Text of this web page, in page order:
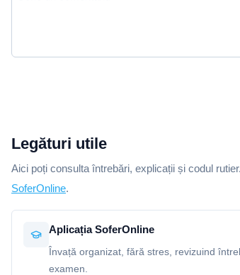
Legături utile
Aici poți consulta întrebări, explicații și codul
SoferOnline.
Aplicația SoferOnline
Învață organizat, fără stres, revizuind
examen.